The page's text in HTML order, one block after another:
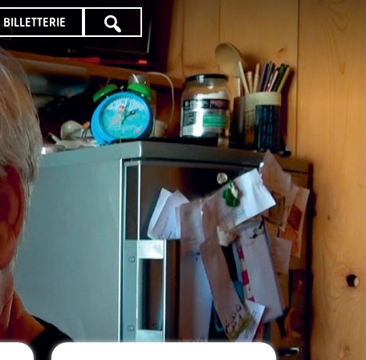
BILLETTERIE
TOUTE
PROGRAMMATION